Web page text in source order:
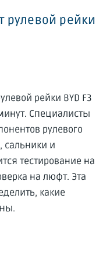
рулевой рейки
рейки BYD F3
Специалисты
рулевого
и
тестирование на
на люфт. Эта
какие